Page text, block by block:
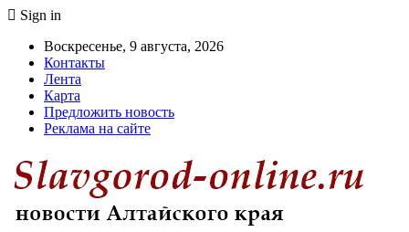
Sign in
Воскресенье, 9 августа, 2026
Контакты
Лента
Карта
Предложить новость
Реклама на сайте